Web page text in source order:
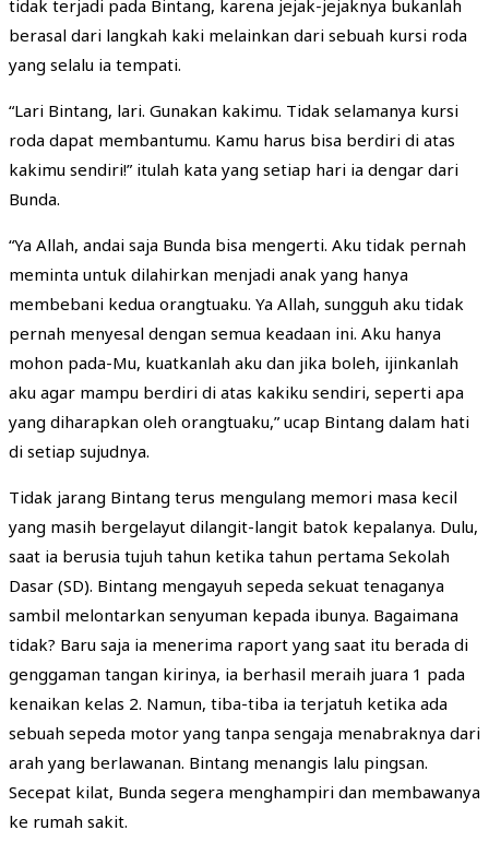
tidak terjadi pada Bintang, karena jejak-jejaknya bukanlah
berasal dari langkah kaki melainkan dari sebuah kursi roda
yang selalu ia tempati.
“Lari Bintang, lari. Gunakan kakimu. Tidak selamanya kursi
roda dapat membantumu. Kamu harus bisa berdiri di atas
kakimu sendiri!” itulah kata yang setiap hari ia dengar dari
Bunda.
“Ya Allah, andai saja Bunda bisa mengerti. Aku tidak pernah
meminta untuk dilahirkan menjadi anak yang hanya
membebani kedua orangtuaku. Ya Allah, sungguh aku tidak
pernah menyesal dengan semua keadaan ini. Aku hanya
mohon pada-Mu, kuatkanlah aku dan jika boleh, ijinkanlah
aku agar mampu berdiri di atas kakiku sendiri, seperti apa
yang diharapkan oleh orangtuaku,” ucap Bintang dalam hati
di setiap sujudnya.
Tidak jarang Bintang terus mengulang memori masa kecil
yang masih bergelayut dilangit-langit batok kepalanya. Dulu,
saat ia berusia tujuh tahun ketika tahun pertama Sekolah
Dasar (SD). Bintang mengayuh sepeda sekuat tenaganya
sambil melontarkan senyuman kepada ibunya. Bagaimana
tidak? Baru saja ia menerima raport yang saat itu berada di
genggaman tangan kirinya, ia berhasil meraih juara 1 pada
kenaikan kelas 2. Namun, tiba-tiba ia terjatuh ketika ada
sebuah sepeda motor yang tanpa sengaja menabraknya dari
arah yang berlawanan. Bintang menangis lalu pingsan.
Secepat kilat, Bunda segera menghampiri dan membawanya
ke rumah sakit.